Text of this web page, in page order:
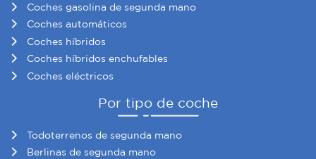
Coches gasolina de segunda mano
Coches automáticos
Coches híbridos
Coches híbridos enchufables
Coches eléctricos
Por tipo de coche
Todoterrenos de segunda mano
Berlinas de segunda mano